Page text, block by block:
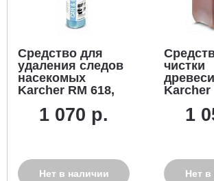
Средство для
удаления следов
насекомых
Karcher RM 618,
1 070 р.
Нет в наличии
чистки
Karcher
1
Нет в